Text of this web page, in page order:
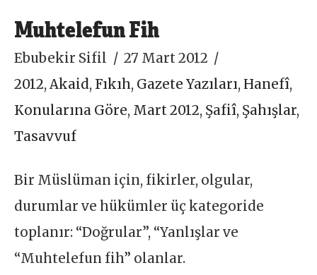
Muhtelefun Fih
Ebubekir Sifil
27 Mart 2012
2012,Akaid,Fıkıh, Gazete Yazıları, Hanefî,
Konularına Göre, Mart 2012, Şafiî, Şahışlar,
Tasavvuf
Bir Müslüman için, fikirler, olgular,
durumlar ve hükümler üç kategoride
toplanır: “Doğrular”, “Yanlışlar ve
“Muhtelefun fih” olanlar.